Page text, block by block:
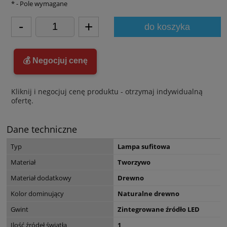
- + do koszyka
*- Pole wymagane
💰 Negocjuj cenę
Kliknij i negocjuj cenę produktu - otrzymaj indywidualną
ofertę.
Dane techniczne
Typ
Lampa sufitowa
Materiał
Tworzywo
Materiał dodatkowy
Drewno
Kolor dominujący
Naturalne drewno
Gwint
Zintegrowane źródło LED
Ilość źródeł światła
1